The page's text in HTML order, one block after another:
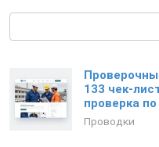
133 чек-
проверка
Проводки